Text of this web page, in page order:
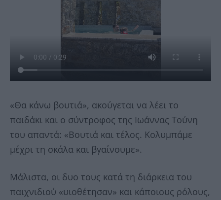
«Θα κάνω βουτιά», ακούγεται να λέει το
παιδάκι και ο σύντροφος της Ιωάννας Τούνη
του απαντά: «Βουτιά και τέλος. Κολυμπάμε
μέχρι τη σκάλα και βγαίνουμε».
Μάλιστα, οι δυο τους κατά τη διάρκεια του
παιχνιδιού «υιοθέτησαν» και κάποιους ρόλους,